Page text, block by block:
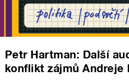
Petr Hartman: Další
konflikt zájmů Andreje